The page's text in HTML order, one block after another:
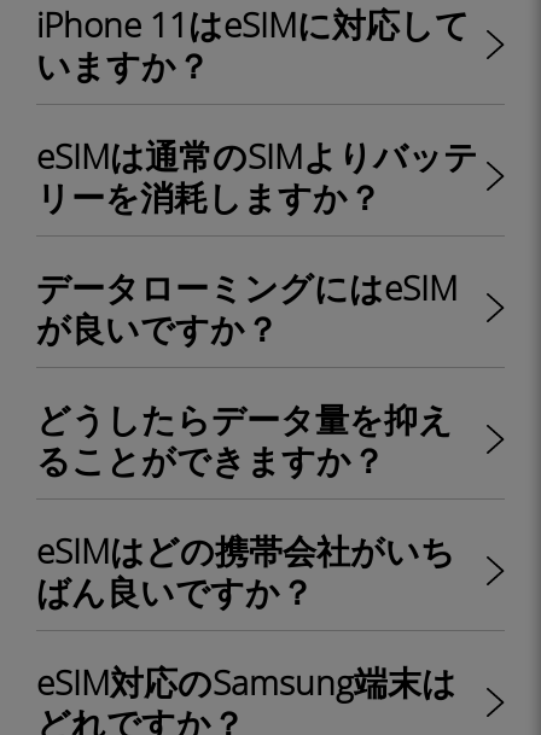
iPhone 11はeSIMに対応して
いますか？
eSIMは通常のSIMよりバッテ
リーを消耗しますか？
データローミングにはeSIM
が良いですか？
どうしたらデータ量を抑え
ることができますか？
eSIMはどの携帯会社がいち
ばん良いですか？
eSIM対応のSamsung端末は
どれですか？